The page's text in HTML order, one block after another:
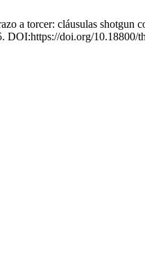
a torcer: cláusulas shotgun
DOI:https://doi.org/10.18800/